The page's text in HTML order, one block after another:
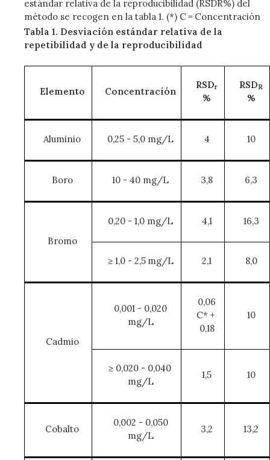
estándar relativa de la reproducibilidad (RSDR%) del
método se recogen en la tabla 1. (*) C = Concentración
Tabla 1. Desviación estándar relativa de la
repetibilidad y de la reproducibilidad
Elemento Concentración
RSDr
%
RSDR
%
Aluminio 0,25 - 5,0 mg/L 4 10
Boro 10 - 40 mg/L 3,8 6,3
Bromo
0,20 - 1,0 mg/L 4,1 16,3
≥ 1,0 - 2,5 mg/L 2,1 8,0
Cadmio
0,001 - 0,020
mg/L
0,06
C* +
0,18
10
≥ 0,020 - 0,040
mg/L
1,5 10
Cobalto
0,002 - 0,050
mg/L
3,2 13,2